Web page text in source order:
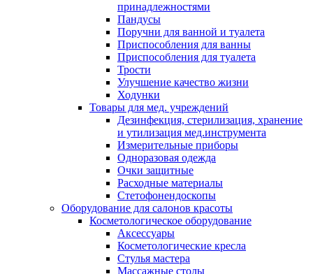
принадлежностями
Пандусы
Поручни для ванной и туалета
Приспособления для ванны
Приспособления для туалета
Трости
Улучшение качество жизни
Ходунки
Товары для мед. учреждений
Дезинфекция, стерилизация, хранение
и утилизация мед.инструмента
Измерительные приборы
Одноразовая одежда
Очки защитные
Расходные материалы
Стетофонендоскопы
Оборудование для салонов красоты
Косметологическое оборудование
Аксессуары
Косметологические кресла
Стулья мастера
Массажные столы